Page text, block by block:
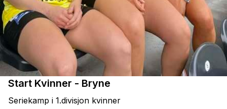
Start Kvinner - Bryne
Seriekamp i 1.divisjon kvinner